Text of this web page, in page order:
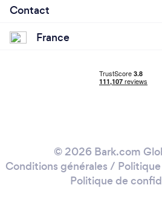
Contact
France
© 2026 Bark.com
Conditions générales /
Politique de